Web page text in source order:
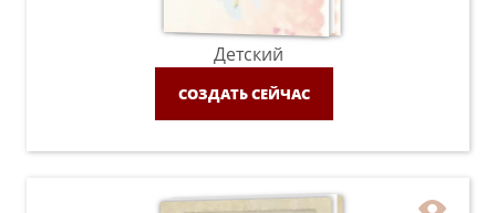
Детский
СОЗДАТЬ СЕЙЧАС